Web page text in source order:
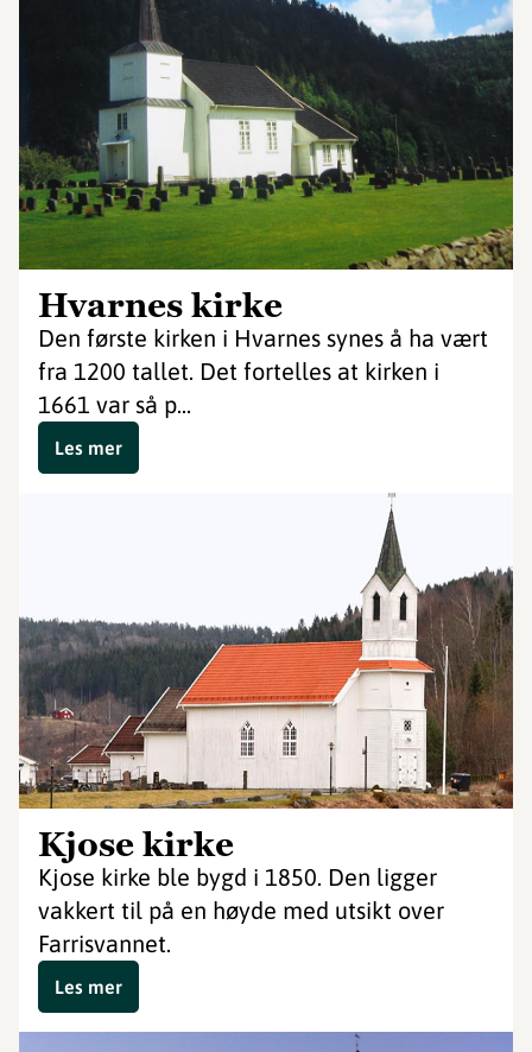
Hvarnes kirke
Den første kirken i Hvarnes synes å ha vært
fra 1200 tallet. Det fortelles at kirken i
1661 var så p...
Les mer
Kjose kirke
Kjose kirke ble bygd i 1850. Den ligger
vakkert til på en høyde med utsikt over
Farrisvannet.
Les mer